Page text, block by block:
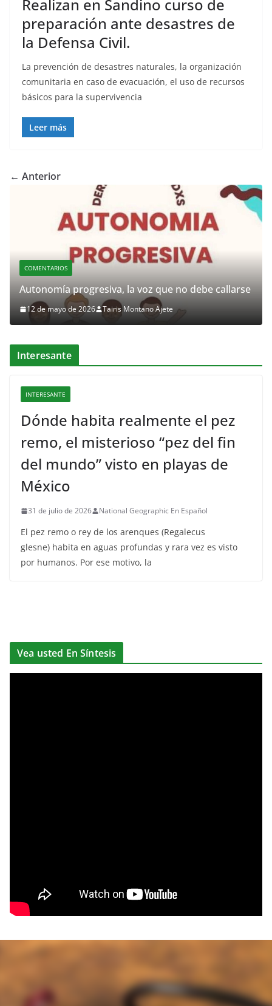
Realizan en Sandino curso de
preparación ante desastres de
la Defensa Civil.
La prevención de desastres naturales, la organización
comunitaria en caso de evacuación, el uso de recursos
básicos para la supervivencia
Leer más
← Anterior
COMENTARIOS
Autonomía progresiva, la voz que no debe callarse
12 de mayo de 2026 Tairis Montano Ajete
Interesante
INTERESANTE
Dónde habita realmente el pez
remo, el misterioso “pez del fin
del mundo” visto en playas de
México
31 de julio de 2026 National Geographic En Español
El pez remo o rey de los arenques (Regalecus
glesne) habita en aguas profundas y rara vez es visto
por humanos. Por ese motivo, la
Vea usted En Síntesis